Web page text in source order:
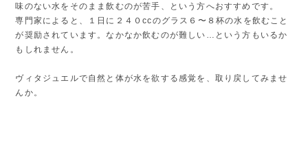
味のない水をそのまま飲むのが苦手、という方へおすすめです。
専門家によると、１日に２４０ccのグラス６〜８杯の水を飲むこと
が奨励されています。なかなか飲むのが難しい…という方もいるか
もしれません。
ヴィタジュエルで自然と体が水を欲する感覚を、取り戻してみませ
んか。